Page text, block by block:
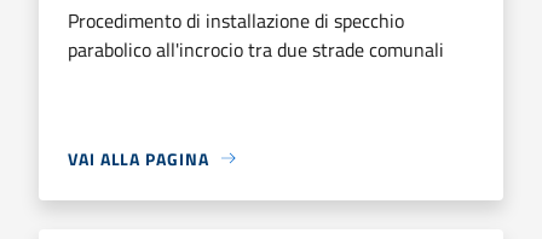
Procedimento di installazione di specchio
parabolico all'incrocio tra due strade comunali
VAI ALLA PAGINA